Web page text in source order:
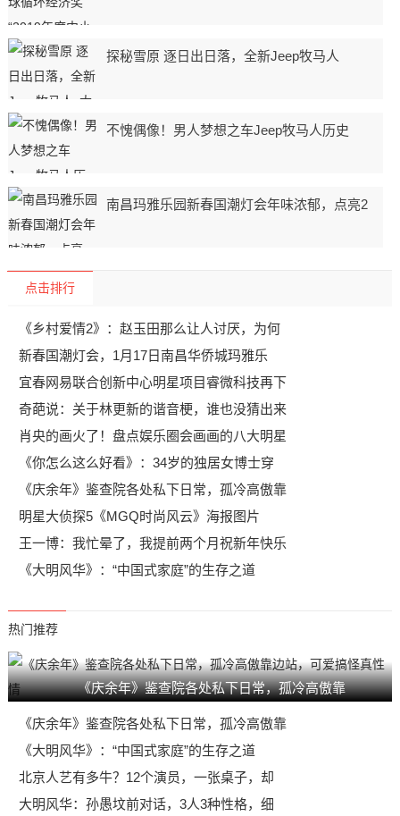
探秘雪原 逐日出日落，全新Jeep牧马人
不愧偶像！男人梦想之车Jeep牧马人历史
南昌玛雅乐园新春国潮灯会年味浓郁，点亮2
点击排行
《乡村爱情2》：赵玉田那么让人讨厌，为何
新春国潮灯会，1月17日南昌华侨城玛雅乐
宜春网易联合创新中心明星项目睿微科技再下
奇葩说：关于林更新的谐音梗，谁也没猜出来
肖央的画火了！盘点娱乐圈会画画的八大明星
《你怎么这么好看》：34岁的独居女博士穿
《庆余年》鉴查院各处私下日常，孤冷高傲靠
明星大侦探5《MGQ时尚风云》海报图片
王一博：我忙晕了，我提前两个月祝新年快乐
《大明风华》：“中国式家庭”的生存之道
热门推荐
《庆余年》鉴查院各处私下日常，孤冷高傲靠
《庆余年》鉴查院各处私下日常，孤冷高傲靠
《大明风华》：“中国式家庭”的生存之道
北京人艺有多牛？12个演员，一张桌子，却
大明风华：孙愚坟前对话，3人3种性格，细